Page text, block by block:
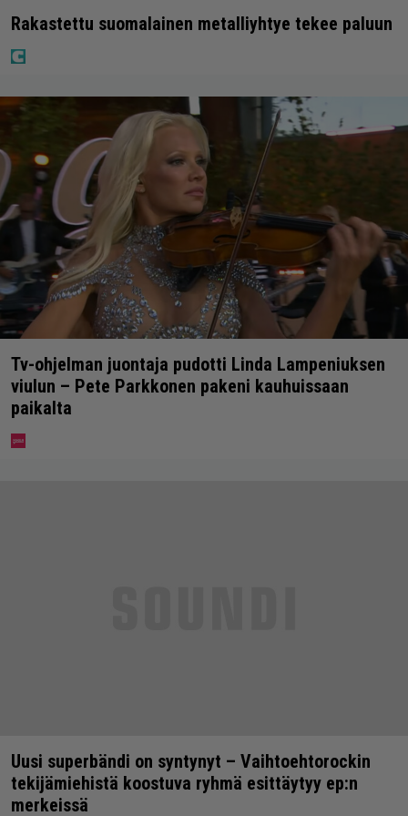
Rakastettu suomalainen metalliyhtye tekee paluun
Tv-ohjelman juontaja pudotti Linda Lampeniuksen
viulun – Pete Parkkonen pakeni kauhuissaan
paikalta
Uusi superbändi on syntynyt – Vaihtoehtorockin
tekijämiehistä koostuva ryhmä esittäytyy ep:n
merkeissä